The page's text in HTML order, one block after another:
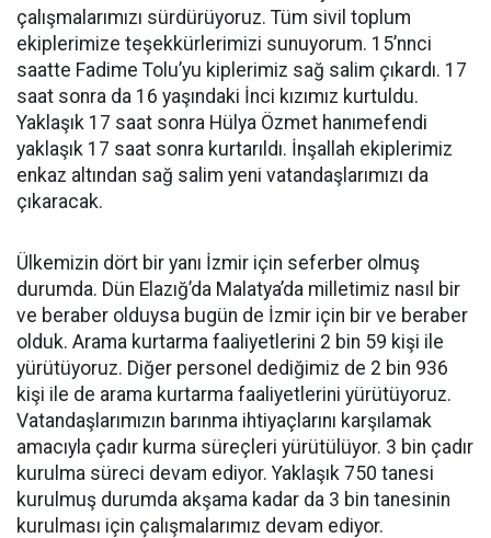
çalışmalarımızı sürdürüyoruz. Tüm sivil toplum
ekiplerimize teşekkürlerimizi sunuyorum. 15’nnci
saatte Fadime Tolu’yu kiplerimiz sağ salim çıkardı. 17
saat sonra da 16 yaşındaki İnci kızımız kurtuldu.
Yaklaşık 17 saat sonra Hülya Özmet hanımefendi
yaklaşık 17 saat sonra kurtarıldı. İnşallah ekiplerimiz
enkaz altından sağ salim yeni vatandaşlarımızı da
çıkaracak.
Ülkemizin dört bir yanı İzmir için seferber olmuş
durumda. Dün Elazığ’da Malatya’da milletimiz nasıl bir
ve beraber olduysa bugün de İzmir için bir ve beraber
olduk. Arama kurtarma faaliyetlerini 2 bin 59 kişi ile
yürütüyoruz. Diğer personel dediğimiz de 2 bin 936
kişi ile de arama kurtarma faaliyetlerini yürütüyoruz.
Vatandaşlarımızın barınma ihtiyaçlarını karşılamak
amacıyla çadır kurma süreçleri yürütülüyor. 3 bin çadır
kurulma süreci devam ediyor. Yaklaşık 750 tanesi
kurulmuş durumda akşama kadar da 3 bin tanesinin
kurulması için çalışmalarımız devam ediyor.